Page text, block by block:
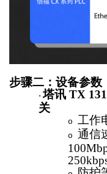
步骤二：设备参数
·塔讯 TX
关
o 工作
o 通信